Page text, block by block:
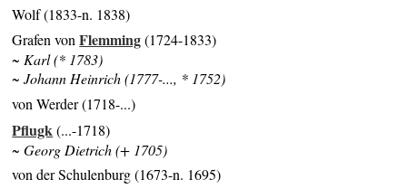
Wolf (1833-n. 1838)
Grafen vonFlemming(1724-1833)
~ Karl (* 1783)
~ Johann Heinrich (1777-..., * 1752)
von Werder (1718-...)
Pflugk(...-1718)
~ Georg Dietrich (+ 1705)
von der Schulenburg (1673-n. 1695)